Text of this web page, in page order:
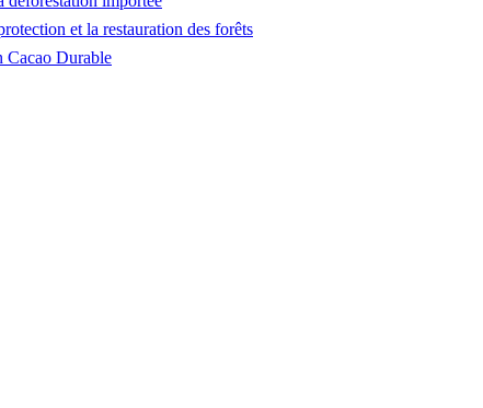
et la restauration des forêts
Cacao Durable